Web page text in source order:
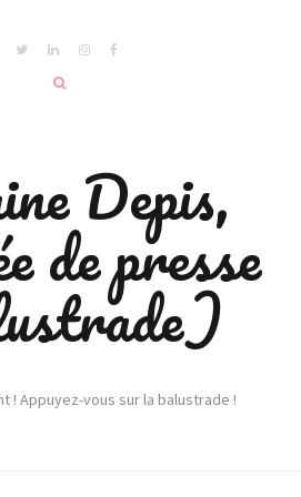
Depis,
de presse
! Appuyez-vous sur la balustrade !